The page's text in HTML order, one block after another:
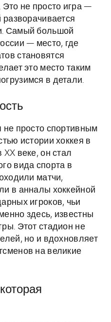
не просто игра —
разворачивается
Самый большой
— место, где
становятся
это место таким
в детали.
не просто спортивным
истории хоккея в
веке, он стал
вида спорта в
матчи,
в анналы хоккейной
игроков, чьи
здесь, известны
Этот стадион не
но и вдохновляет
на великие